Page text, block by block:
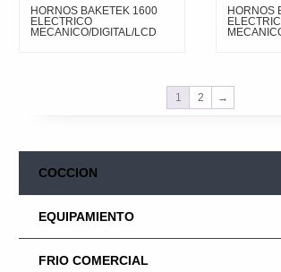
HORNOS BAKETEK 1600
ELECTRICO
MECANICO/DIGITAL/LCD
HORNOS
1 2 →
COCCION
EQUIPAMIENTO
FRIO COMERCIAL